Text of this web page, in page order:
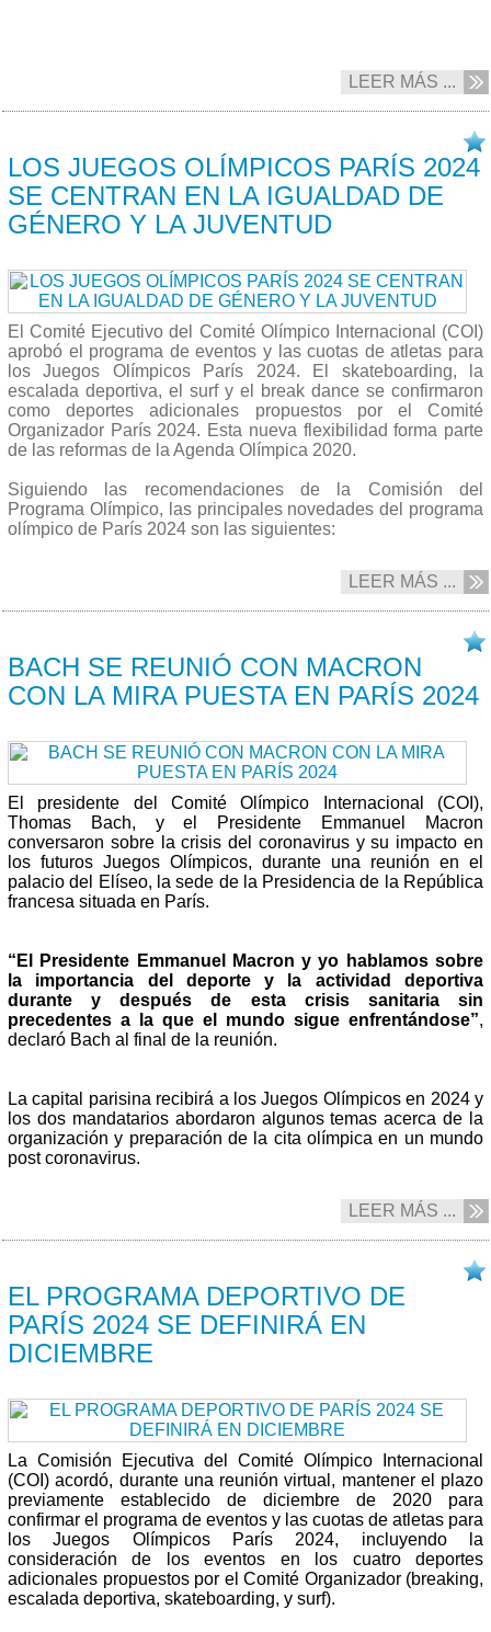
LEER MÁS ...
LOS JUEGOS OLÍMPICOS PARÍS 2024
SE CENTRAN EN LA IGUALDAD DE
GÉNERO Y LA JUVENTUD
El Comité Ejecutivo del Comité Olímpico Internacional (COI)
aprobó el programa de eventos y las cuotas de atletas para
los Juegos Olímpicos París 2024.
El skateboarding, la
escalada deportiva, el surf y el break dance se confirmaron
como deportes adicionales propuestos por el Comité
Organizador París 2024. Esta nueva flexibilidad forma parte
de las reformas de la Agenda Olímpica 2020.
Siguiendo las recomendaciones de la Comisión del
Programa Olímpico, las principales novedades del programa
olímpico de París 2024 son las siguientes:
LEER MÁS ...
BACH SE REUNIÓ CON MACRON
CON LA MIRA PUESTA EN PARÍS 2024
El presidente del Comité Olímpico Internacional (COI),
Thomas Bach, y el Presidente Emmanuel Macron
conversaron sobre la crisis del coronavirus y su impacto en
los futuros Juegos Olímpicos, durante una reunión en el
palacio del Elíseo, la sede de la Presidencia de la República
francesa situada en París.
“El Presidente Emmanuel Macron y yo hablamos sobre
la importancia del deporte y la actividad deportiva
durante y después de esta crisis sanitaria sin
precedentes a la que el mundo sigue enfrentándose”,
declaró Bach al final de la reunión.
La capital parisina recibirá a los Juegos Olímpicos en 2024 y
los dos mandatarios abordaron algunos temas acerca de la
organización y preparación de la cita olímpica en un mundo
post coronavirus.
LEER MÁS ...
EL PROGRAMA DEPORTIVO DE
PARÍS 2024 SE DEFINIRÁ EN
DICIEMBRE
La Comisión Ejecutiva del Comité Olímpico Internacional
(COI) acordó, durante una reunión virtual, mantener el plazo
previamente establecido de diciembre de 2020 para
confirmar el programa de eventos y las cuotas de atletas para
los Juegos Olímpicos París 2024, incluyendo la
consideración de los eventos en los cuatro deportes
adicionales propuestos por el Comité Organizador (breaking,
escalada deportiva, skateboarding, y surf).